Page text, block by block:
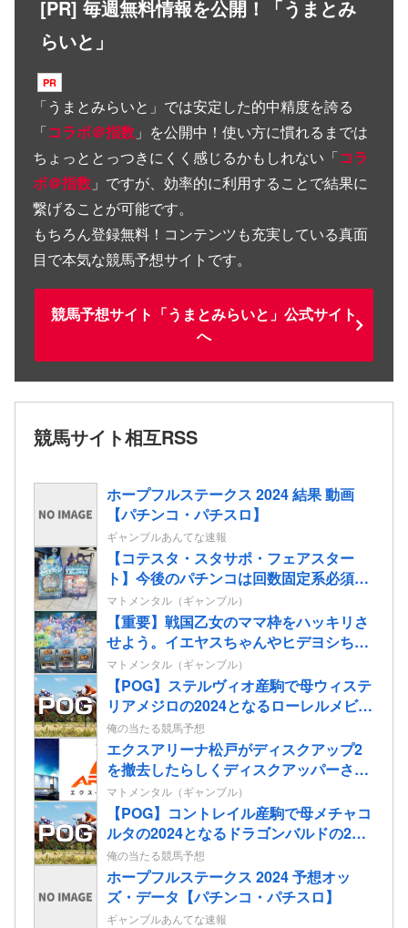
[PR] 毎週無料情報を公開！「うまとみ
らいと」
「うまとみらいと 」では安定した的中精度を誇る
「コラボ＠指数 」を公開中！使い方に慣れるまでは
ちょっととっつきにくく感じるかもしれない「コラ
ボ＠指数 」ですが、効率的に利用することで結果に
繋げることが可能です。
もちろん登録無料！コンテンツも充実している真面
目で本気な競馬予想サイトです。
競馬予想サイト「うまとみらいと」公式サイト
へ
競馬サイト相互RSS
ホープフルステークス 2024 結果 動画
【パチンコ・パチスロ】
ギャンブルあんてな速報
【コテスタ・スタサポ・フェアスター
ト】今後のパチンコは回数固定系必須で
いいよな。そして釘は完全に廃止するべ
き
マトメンタル（ギャンブル）
【重要】戦国乙女のママ枠をハッキリさ
せよう。イエヤスちゃんやヒデヨシちゃ
んはママなのか。ノブ様はママではない
のかを
マトメンタル（ギャンブル）
【POG】ステルヴィオ産駒で母ウィステ
リアメジロの2024となるローレルメビウ
スの2歳情報
俺の当たる競馬予想
エクスアリーナ松戸がディスクアップ2
を撤去したらしくディスクアッパーさん
達から落胆の声
マトメンタル（ギャンブル）
【POG】コントレイル産駒で母メチャコ
ルタの2024となるドラゴンバルドの2歳
情報
俺の当たる競馬予想
ホープフルステークス 2024 予想オッ
ズ・データ【パチンコ・パチスロ】
ギャンブルあんてな速報